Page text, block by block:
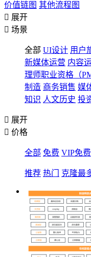
价值链图 其他流程图
 展开
 场景
全部 UI设计 用户
新媒体运营 内容
理师职业资格（
制造 商务销售 媒
知识 人文历史 投
 展开
 价格
全部 免费 VIP免费
推荐 热门 克隆最